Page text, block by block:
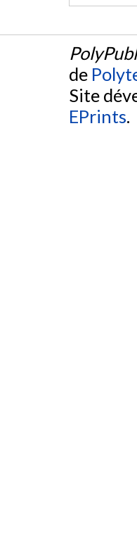
de
Site
EPrints.